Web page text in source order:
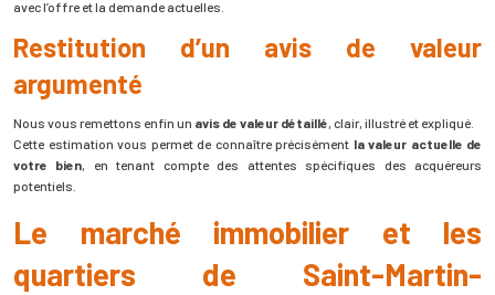
avec l’offre et la demande actuelles.
Restitution d’un avis de valeur
argumenté
Nous vous remettons enfin un avis de valeur détaillé , clair, illustré et expliqué.
Cette estimation vous permet de connaître précisément la valeur actuelle de
votre bien , en tenant compte des attentes spécifiques des acquéreurs
potentiels.
Le marché immobilier et les
quartiers de Saint-Martin-